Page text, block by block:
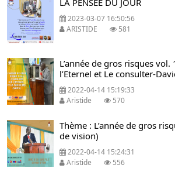
LA PENSÉE DU JOUR
2023-03-07 16:50:56
ARISTIDE
581
L’année de gros risques vol.
l’Eternel et Le consulter-
2022-04-14 15:19:33
Aristide
570
Thème : L’année de gros
de vision)
2022-04-14 15:24:31
Aristide
556